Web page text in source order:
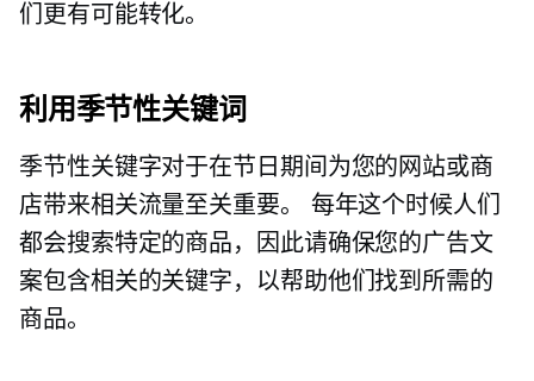
们更有可能转化。
利用季节性关键词
季节性关键字对于在节日期间为您的网站或商
店带来相关流量至关重要。 每年这个时候人们
都会搜索特定的商品，因此请确保您的广告文
案包含相关的关键字，以帮助他们找到所需的
商品。